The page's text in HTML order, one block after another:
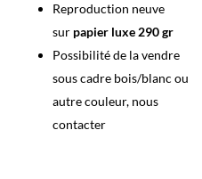
Rabat
Maroc
Reproduction neuve
sur papier luxe 290 gr
Possibilité de la vendre
sous cadre bois/blanc ou
autre couleur, nous
contacter